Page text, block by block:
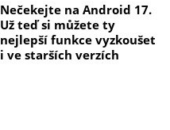
Nečekejte na Android 17.
Už teď si můžete ty
nejlepší funkce vyzkoušet
i ve starších verzích